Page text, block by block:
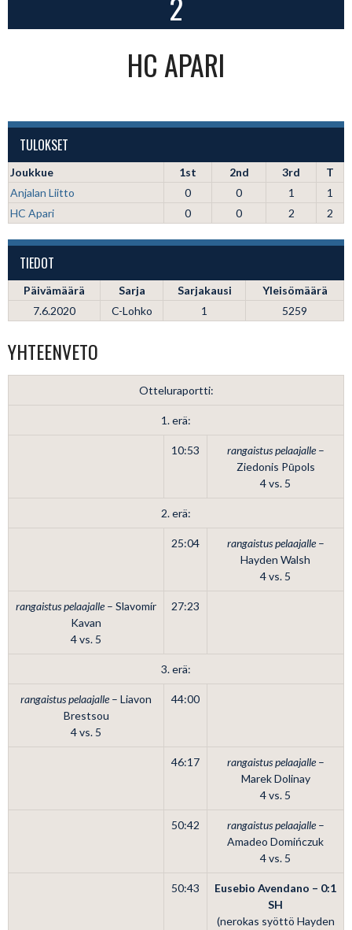
HC APARI
TULOKSET
Joukkue 1st 2nd 3rd
T
Anjalan Liitto
0 0 1
1
HC Apari
0 0 2 2
TIEDOT
Päivämäärä Sarja Sarjakausi
Yleisömäärä
7.6.2020
C-Lohko 1 5259
YHTEENVETO
Otteluraportti:
1. erä:
10:53 rangaistus pelaajalle–
Ziedonis Pūpols
4 vs. 5
2. erä:
25:04 rangaistus pelaajalle–
Hayden Walsh
4 vs. 5
rangaistus pelaajalle– Slavomír
Kavan
4 vs. 5
27:23
3. erä:
rangaistus pelaajalle– Liavon
Brestsou
4 vs. 5
44:00
46:17 rangaistus pelaajalle–
Marek Dolinay
4 vs. 5
50:42 rangaistus pelaajalle–
Amadeo Domińczuk
4 vs. 5
50:43
Eusebio Avendano – 0:1
SH
(nerokas syöttö Hayden